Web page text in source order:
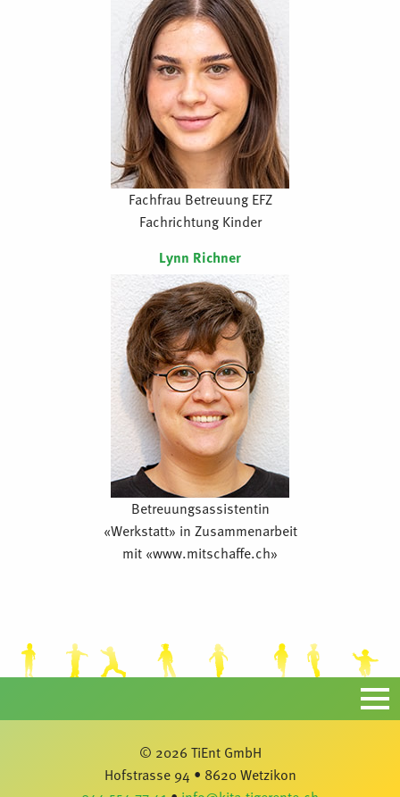
Fachfrau Betreuung EFZ
Fachrichtung Kinder
Lynn Richner
Betreuungsassistentin
«Werkstatt» in Zusammenarbeit
mit «www.mitschaffe.ch»
© 2026 TiEnt GmbH
Hofstrasse 94 • 8620 Wetzikon